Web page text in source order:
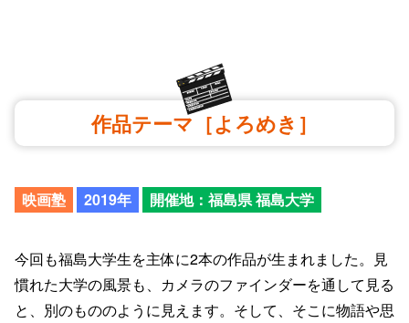
作品テーマ［よろめき］
映画塾 2019年 開催地：福島県 福島大学
今回も福島大学生を主体に2本の作品が生まれました。見
慣れた大学の風景も、カメラのファインダーを通して見る
と、別のもののように見えます。そして、そこに物語や思